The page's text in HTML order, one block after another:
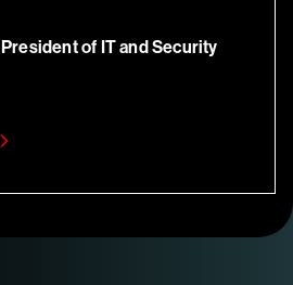
of IT and Security